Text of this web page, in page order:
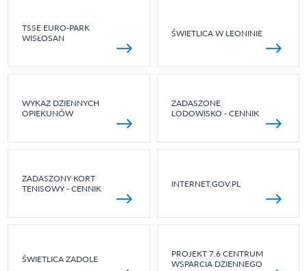
TSSE EURO-PARK
WISŁOSAN
ŚWIETLICA W LEONINIE
WYKAZ DZIENNYCH
OPIEKUNÓW
ZADASZONE
LODOWISKO - CENNIK
ZADASZONY KORT
TENISOWY - CENNIK
INTERNET.GOV.PL
ŚWIETLICA ZADOLE
PROJEKT 7.6 CENTRUM
WSPARCIA DZIENNEGO